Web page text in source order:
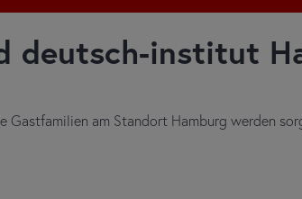
deutsch-institut
Gastfamilien am Standort Hamburg werden